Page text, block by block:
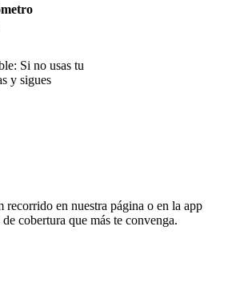
Si no usas tu
y sigues
en nuestra página o en la app
cobertura que más te convenga.